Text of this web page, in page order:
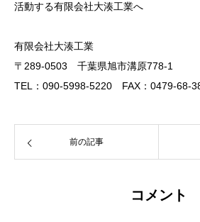
活動する有限会社大湊工業へ
有限会社大湊工業
〒289-0503 千葉県旭市溝原778-1
TEL：090-5998-5220 FAX：0479-68-
前の記事
コメント